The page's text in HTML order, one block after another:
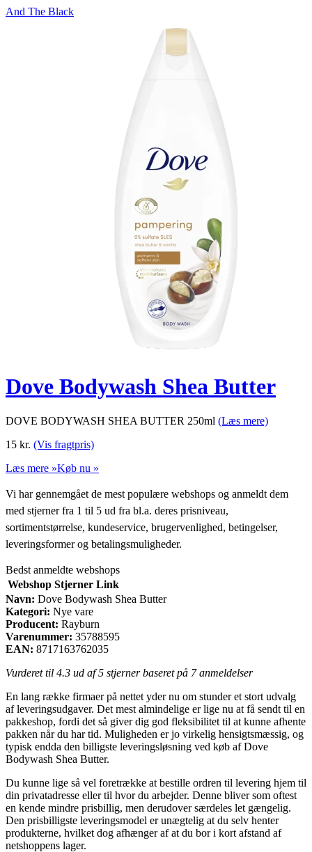
And The Black
Dove Bodywash Shea Butter
DOVE BODYWASH SHEA BUTTER 250ml (Læs mere)
15 kr. (Vis fragtpris)
Læs mere »Køb nu »
Vi har gennemgået de mest populære webshops og anmeldt dem
med stjerner fra 1 til 5 ud fra bl.a. deres prisniveau,
sortimentstørrelse, kundeservice, brugervenlighed, betingelser,
leveringsformer og betalingsmuligheder.
Bedst anmeldte webshops
Webshop Stjerner Link
Navn: Dove Bodywash Shea Butter
Kategori: Nye vare
Producent: Rayburn
Varenummer: 35788595
EAN: 8717163762035
Vurderet til 4.3 ud af 5 stjerner baseret på 7anmeldelser
En lang række firmaer på nettet yder nu om stunder et stort udvalg
af leveringsudgaver. Det mest almindelige er lige nu at få sendt til en
pakkeshop, fordi det så giver dig god fleksibilitet til at kunne afhente
pakken når du har tid. Muligheden er jo virkelig hensigtsmæssig, og
typisk endda den billigste leveringsløsning ved køb af Dove
Bodywash Shea Butter.
Du kunne lige så vel foretrække at bestille ordren til levering hjem til
din privatadresse eller til hvor du arbejder. Denne bliver som oftest
en kende mindre prisbillig, men derudover særdeles let gængelig.
Den prisbilligste leveringsmodel er unægtelig at du selv henter
produkterne, hvilket dog afhænger af at du bor i kort afstand af
netshoppens lager.